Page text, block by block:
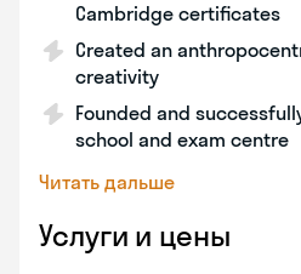
Cambridge certificates
Created an
creativity
Founded and
school and exam centre
Читать дальше
Услуги и цены